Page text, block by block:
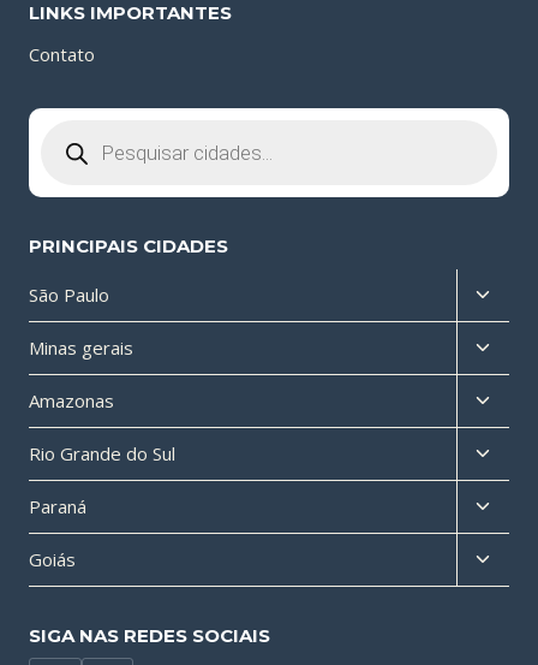
LINKS IMPORTANTES
Contato
produtos
PRINCIPAIS CIDADES
São Paulo
menu
filho
Minas gerais
menu
filho
Amazonas
menu
filho
Rio Grande do Sul
menu
filho
Paraná
menu
filho
Goiás
menu
SIGA NAS REDES SOCIAIS